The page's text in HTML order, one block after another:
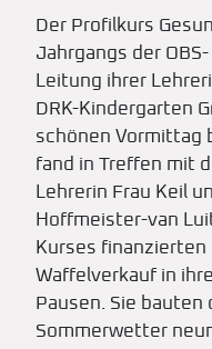
Der Profilkurs
Jahrgangs der
Leitung ihrer
DRK-Kindergarten
schönen Vormittag
fand in Treffen mit
Lehrerin Frau Keil
Hoffmeister-van
Kurses
Waffelverkauf in
Pausen. Sie
Sommerwetter